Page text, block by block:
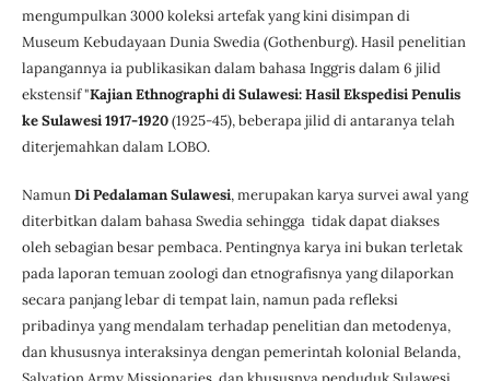
mengumpulkan 3000 koleksi artefak yang kini disimpan di
Museum Kebudayaan Dunia Swedia (Gothenburg). Hasil penelitian
lapangannya ia publikasikan dalam bahasa Inggris dalam 6 jilid
ekstensif "Kajian Ethnographi di Sulawesi: Hasil Ekspedisi Penulis
ke Sulawesi 1917-1920(1925-45), beberapa jilid di antaranya telah
diterjemahkan dalam LOBO.
NamunDi Pedalaman Sulawesi, merupakan karya survei awal yang
diterbitkan dalam bahasa Swedia sehingga tidak dapat diakses
oleh sebagian besar pembaca. Pentingnya karya ini bukan terletak
pada laporan temuan zoologi dan etnografisnya yang dilaporkan
secara panjang lebar di tempat lain, namun pada refleksi
pribadinya yang mendalam terhadap penelitian dan metodenya,
dan khususnya interaksinya dengan pemerintah kolonial Belanda,